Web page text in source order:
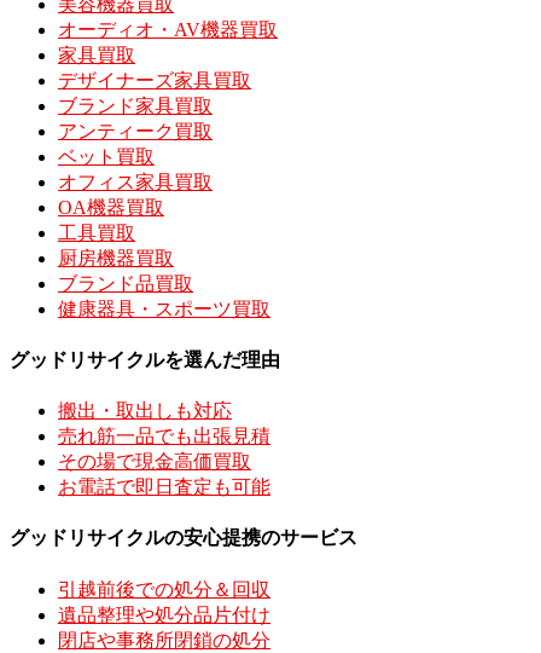
オーディオ・AV機器買取
家具買取
デザイナーズ家具買取
ブランド家具買取
アンティーク買取
ベット買取
オフィス家具買取
OA機器買取
工具買取
厨房機器買取
ブランド品買取
健康器具・スポーツ買取
グッドリサイクルを選んだ理由
搬出・取出しも対応
売れ筋一品でも出張見積
その場で現金高価買取
お電話で即日査定も可能
グッドリサイクルの安心提携のサービス
引越前後での処分＆回収
遺品整理や処分品片付け
閉店や事務所閉鎖の処分